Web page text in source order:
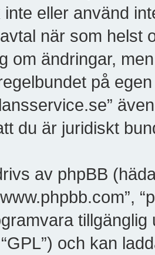
eller använd
när som helst
om ändringar,
på
du är juridiskt
av phpBB
tillgänglig
och kan